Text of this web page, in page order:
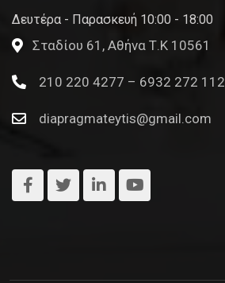
Δευτέρα - Παρασκευή 10:00 - 18:00
Σταδίου 61, Αθήνα Τ.Κ 10561
210 220 4277 – 6932 272 112
diapragmateytis@gmail.com